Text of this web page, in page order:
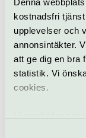
kostnadsfri
upplevelser och
annonsintäkter.
att ge dig en bra
statistik. Vi
cookies.
Vi använder